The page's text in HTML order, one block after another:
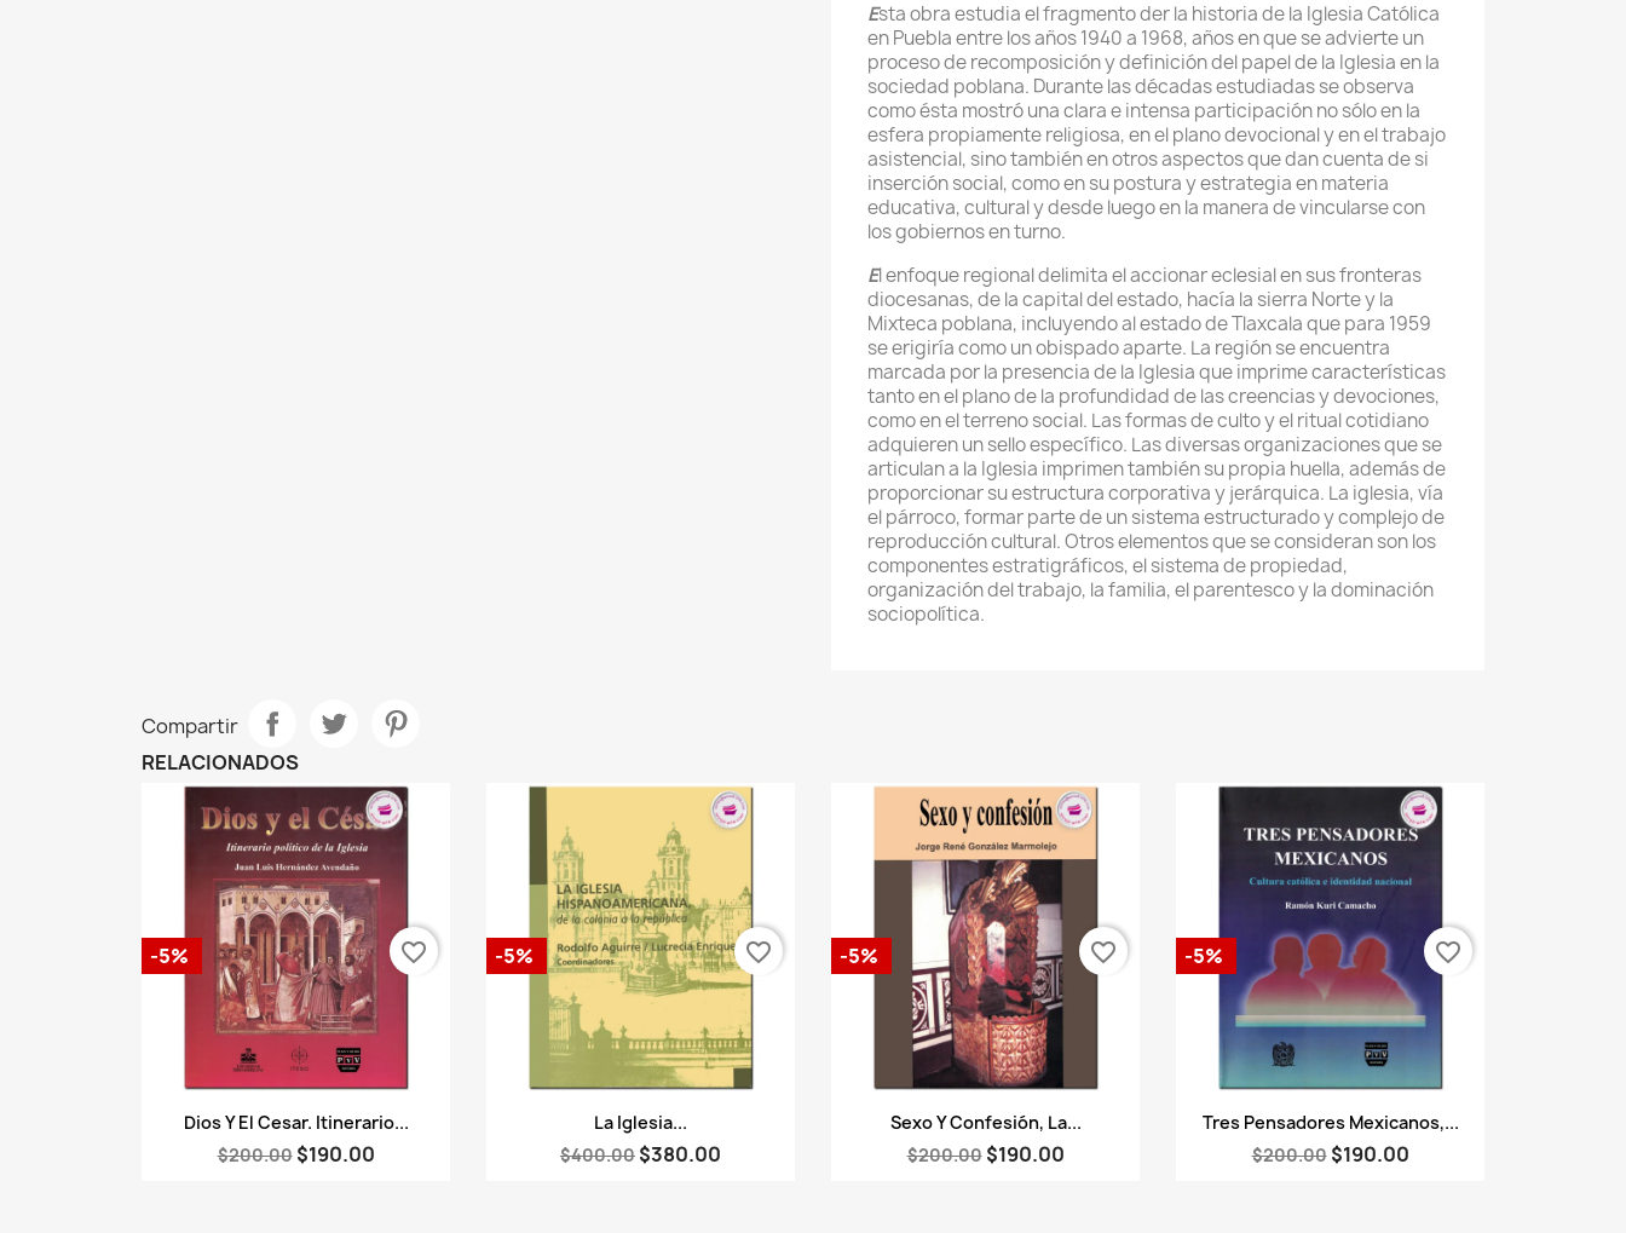
Esta obra estudia el fragmento der la historia de la Iglesia Católica
en Puebla entre los años 1940 a 1968, años en que se advierte un
proceso de recomposición y definición del papel de la Iglesia en la
sociedad poblana. Durante las décadas estudiadas se observa
como ésta mostró una clara e intensa participación no sólo en la
esfera propiamente religiosa, en el plano devocional y en el trabajo
asistencial, sino también en otros aspectos que dan cuenta de si
inserción social, como en su postura y estrategia en materia
educativa, cultural y desde luego en la manera de vincularse con
los gobiernos en turno.
El enfoque regional delimita el accionar eclesial en sus fronteras
diocesanas, de la capital del estado, hacía la sierra Norte y la
Mixteca poblana, incluyendo al estado de Tlaxcala que para 1959
se erigiría como un obispado aparte. La región se encuentra
marcada por la presencia de la Iglesia que imprime características
tanto en el plano de la profundidad de las creencias y devociones,
como en el terreno social. Las formas de culto y el ritual cotidiano
adquieren un sello específico. Las diversas organizaciones que se
articulan a la Iglesia imprimen también su propia huella, además de
proporcionar su estructura corporativa y jerárquica. La iglesia, vía
el párroco, formar parte de un sistema estructurado y complejo de
reproducción cultural. Otros elementos que se consideran son los
componentes estratigráficos, el sistema de propiedad,
organización del trabajo, la familia, el parentesco y la dominación
sociopolítica.
Compartir
RELACIONADOS
Vista rápida
Dios Y El Cesar. Itinerario...
$200.00 $190.00
-5% favorite_border
 Vista rápida
La Iglesia...
$400.00 $380.00
-5% favorite_border
Vista rápida
Sexo Y Confesión, La...
$200.00 $190.00
-5% favorite_border
Vista rápida
Tres Pensadores Mexicanos,...
$200.00 $190.00
-5% favorite_border